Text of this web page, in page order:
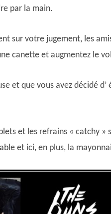
par la main.
sur votre jugement, les
canette et augmentez le
et que vous avez décidé
et les refrains « catchy »
et ici, en plus, la